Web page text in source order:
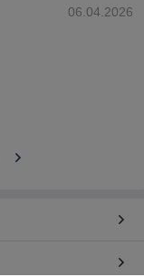
06.04.2026